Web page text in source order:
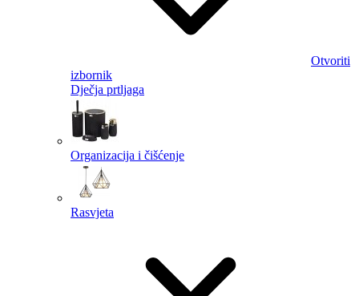
Otvoriti
izbornik
Dječja prtljaga
Organizacija i čišćenje
Rasvjeta